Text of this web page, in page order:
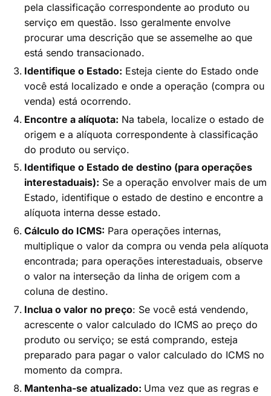
pela classificação correspondente ao produto ou
serviço em questão. Isso geralmente envolve
procurar uma descrição que se assemelhe ao que
está sendo transacionado.
Identifique o Estado: Esteja ciente do Estado onde
você está localizado e onde a operação (compra ou
venda) está ocorrendo.
Encontre a alíquota: Na tabela, localize o estado de
origem e a alíquota correspondente à classificação
do produto ou serviço.
Identifique o Estado de destino (para operações
interestaduais): Se a operação envolver mais de um
Estado, identifique o estado de destino e encontre a
alíquota interna desse estado.
Cálculo do ICMS: Para operações internas,
multiplique o valor da compra ou venda pela alíquota
encontrada; para operações interestaduais, observe
o valor na interseção da linha de origem com a
coluna de destino.
Inclua o valor no preço: Se você está vendendo,
acrescente o valor calculado do ICMS ao preço do
produto ou serviço; se está comprando, esteja
preparado para pagar o valor calculado do ICMS no
momento da compra.
Mantenha-se atualizado: Uma vez que as regras e